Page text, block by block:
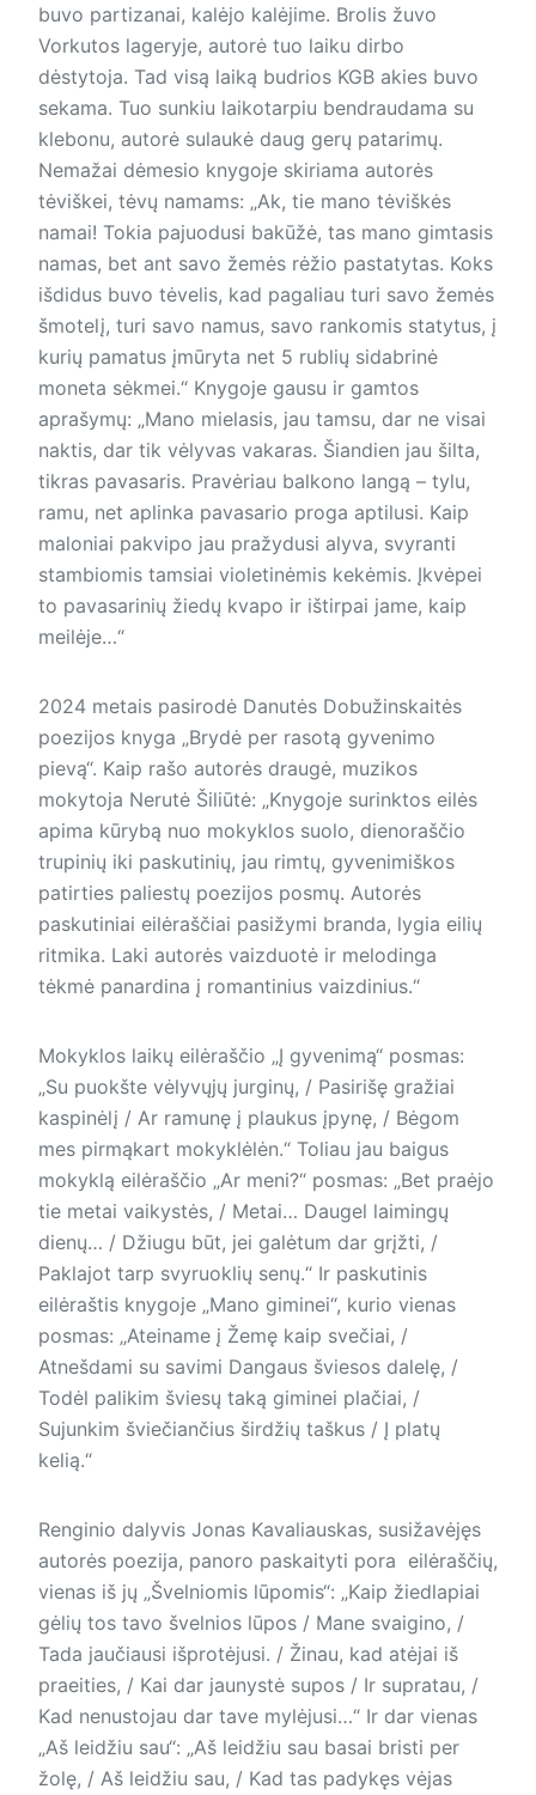
buvo partizanai, kalėjo kalėjime. Brolis žuvo
Vorkutos lageryje, autorė tuo laiku dirbo
dėstytoja. Tad visą laiką budrios KGB akies buvo
sekama. Tuo sunkiu laikotarpiu bendraudama su
klebonu, autorė sulaukė daug gerų patarimų.
Nemažai dėmesio knygoje skiriama autorės
tėviškei, tėvų namams: „Ak, tie mano tėviškės
namai! Tokia pajuodusi bakūžė, tas mano gimtasis
namas, bet ant savo žemės rėžio pastatytas. Koks
išdidus buvo tėvelis, kad pagaliau turi savo žemės
šmotelį, turi savo namus, savo rankomis statytus, į
kurių pamatus įmūryta net 5 rublių sidabrinė
moneta sėkmei.“ Knygoje gausu ir gamtos
aprašymų: „Mano mielasis, jau tamsu, dar ne visai
naktis, dar tik vėlyvas vakaras. Šiandien jau šilta,
tikras pavasaris. Pravėriau balkono langą – tylu,
ramu, net aplinka pavasario proga aptilusi. Kaip
maloniai pakvipo jau pražydusi alyva, svyranti
stambiomis tamsiai violetinėmis kekėmis. Įkvėpei
to pavasarinių žiedų kvapo ir ištirpai jame, kaip
meilėje…“
2024 metais pasirodė Danutės Dobužins­kaitės
poezijos knyga „Brydė per rasotą gyvenimo
pievą“. Kaip rašo autorės draugė, muzikos
mokytoja Nerutė Šiliūtė: „Knygoje surinktos eilės
apima kūrybą nuo mokyklos suolo, dienoraščio
trupinių iki paskutinių, jau rimtų, gyvenimiškos
patirties paliestų poezijos posmų. Autorės
paskutiniai eilėraščiai pasižymi branda, lygia eilių
ritmika. Laki autorės vaizduotė ir melodinga
tėkmė panardina į romantinius vaizdinius.“
Mokyklos laikų eilėraščio „Į gyvenimą“ posmas:
„Su puokšte vėlyvųjų jurginų, / Pasirišę gražiai
kaspinėlį / Ar ramunę į plaukus įpynę, / Bėgom
mes pirmąkart mokyklėlėn.“ Toliau jau baigus
mokyklą eilėraščio „Ar meni?“ posmas: „Bet praėjo
tie metai vaikystės, / Metai… Daugel laimingų
dienų… / Džiugu būt, jei galėtum dar grįžti, /
Paklajot tarp svyruoklių senų.“ Ir paskutinis
eilėraštis knygoje „Mano giminei“, kurio vienas
posmas: „Ateiname į Žemę kaip svečiai, /
Atnešdami su savimi Dangaus šviesos dalelę, /
Todėl palikim šviesų taką giminei plačiai, /
Sujunkim šviečiančius širdžių taškus / Į platų
kelią.“
Renginio dalyvis Jonas Kavaliauskas, susižavėjęs
autorės poezija, panoro paskaityti pora eilėraščių,
vienas iš jų „Švelniomis lūpomis“: „Kaip žiedlapiai
gėlių tos tavo švelnios lūpos / Mane svaigino, /
Tada jaučiausi išprotėjusi. / Žinau, kad atėjai iš
praeities, / Kai dar jaunystė supos / Ir supratau, /
Kad nenustojau dar tave mylėjusi…“ Ir dar vienas
„Aš leidžiu sau“: „Aš leidžiu sau basai bristi per
žolę, / Aš leidžiu sau, / Kad tas padykęs vėjas